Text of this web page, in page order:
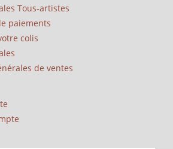
Tous-artistes
paiements
colis
de ventes